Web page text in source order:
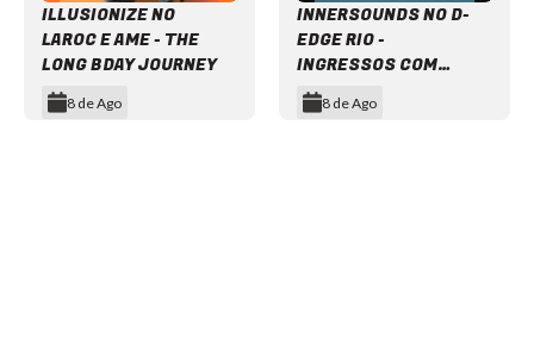
ILLUSIONIZE NO
LAROC E AME - THE
LONG BDAY JOURNEY
8 de Ago
INNERSOUNDS NO D-
EDGE RIO -
INGRESSOS COM
DESCONTO
8 de Ago